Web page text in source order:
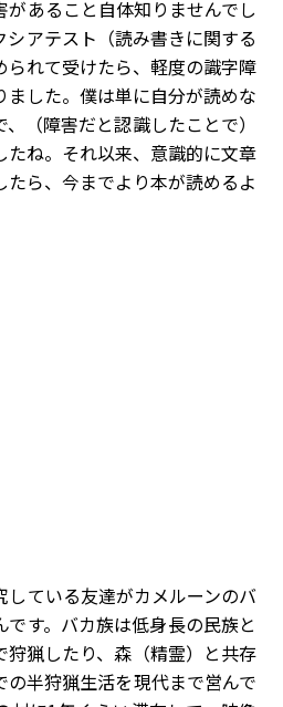
あること自体知りませんでし
シアテスト（読み書きに関する
れて受けたら、軽度の識字障
した。僕は単に自分が読めな
（障害だと認識したことで）
たね。それ以来、意識的に文章
ら、今までより本が読めるよ
ている友達がカメルーンのバ
す。バカ族は低身長の民族と
狩猟したり、森（精霊）と共存
の半狩猟生活を現代まで営んで